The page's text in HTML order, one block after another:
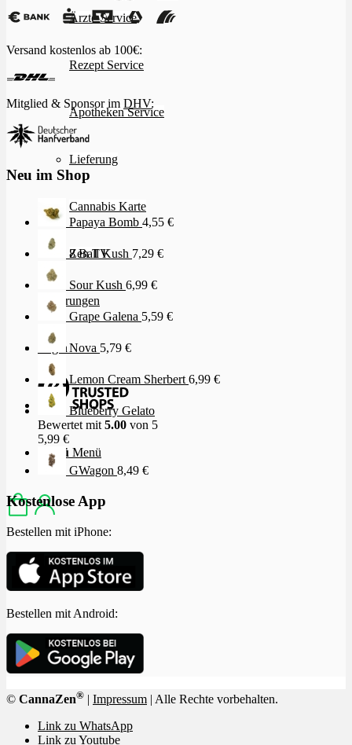
Ärzte Service
Rezept Service
Apotheken Service
Lieferung
Cannabis Karte
Zen TV
Erfahrungen
Login
Menü Menü
Versand kostenlos ab 100€:
Mitglied & Sponsor im DHV:
Neu im Shop
Papaya Bomb 4,55 €
8 Ball Kush 7,29 €
Sour Kush 6,99 €
Grape Galena 5,59 €
Nova 5,79 €
Lemon Cream Sherbert 6,99 €
Blueberry Gelato
Bewertet mit5.00 von 5
5,99 €
GWagon 8,49 €
Kostenlose App
Bestellen mit iPhone:
Bestellen mit Android:
© CannaZen® | Impressum | Alle Rechte vorbehalten.
Link zu WhatsApp
Link zu Youtube